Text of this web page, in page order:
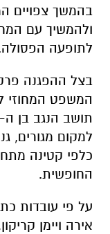
בהמשך צפויים
ולהמשיך עם
לתופעה
בצל ההפגנה
המשפט המחוזי
למקום מגורים,
החופשית.
על פי עובדות
אירה ויימן